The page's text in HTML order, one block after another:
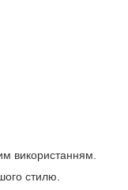
використанням.
стилю.